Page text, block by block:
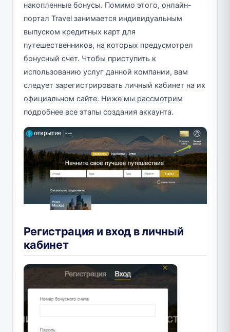
накопленные бонусы. Помимо этого, онлайн-
портал Travel занимается индивидуальным
выпуском кредитных карт для
путешественников, на которых предусмотрел
бонусный счет. Чтобы приступить к
использованию услуг данной компании, вам
следует зарегистрировать личный кабинет на их
официальном сайте. Ниже мы рассмотрим
подробнее все этапы создания аккаунта.
Регистрация и вход в личный
кабинет